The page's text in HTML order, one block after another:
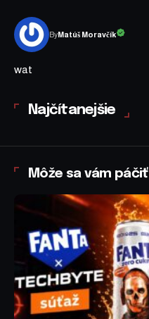
ByMatúš Moravčík
wat
Najčítanejšie
Môže sa vám páčiť